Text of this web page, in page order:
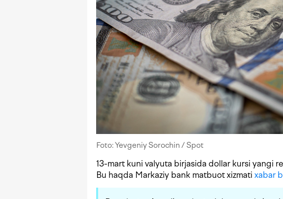
Foto: Yevgeniy Sorochin / Spot
13-mart kuni valyuta birjasida dollar kursi yangi
Bu haqda Markaziy bank matbuot xizmati xabar